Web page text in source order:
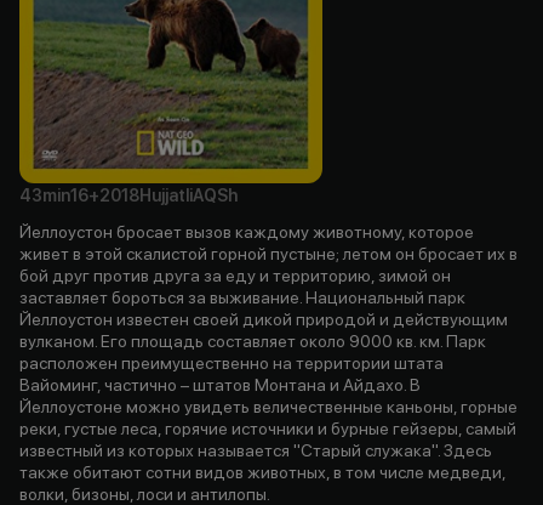
43min16+2018HujjatliAQSh
Йеллоустон бросает вызов каждому животному, которое
живет в этой скалистой горной пустыне; летом он бросает их в
бой друг против друга за еду и территорию, зимой он
заставляет бороться за выживание. Национальный парк
Йеллоустон известен своей дикой природой и действующим
вулканом. Его площадь составляет около 9000 кв. км. Парк
расположен преимущественно на территории штата
Вайоминг, частично – штатов Монтана и Айдахо. В
Йеллоустоне можно увидеть величественные каньоны, горные
реки, густые леса, горячие источники и бурные гейзеры, самый
известный из которых называется "Старый служака". Здесь
также обитают сотни видов животных, в том числе медведи,
волки, бизоны, лоси и антилопы.